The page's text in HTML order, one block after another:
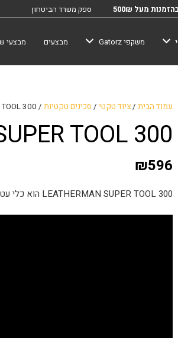
מעל 500₪ ספק משרד הביטחון
משקפי Gatorz מבצעים מבצעי
עמוד הבית/ציוד טקטי/ סכינים טקטיות/ SUPER TOOL 300
TOOL 300
₪596
LEATHERMAN SUPER TOOL 300 הוא כלי עטור פרסים. הכלי הזה הוא המולטי-טול המושלם לכל אחד.